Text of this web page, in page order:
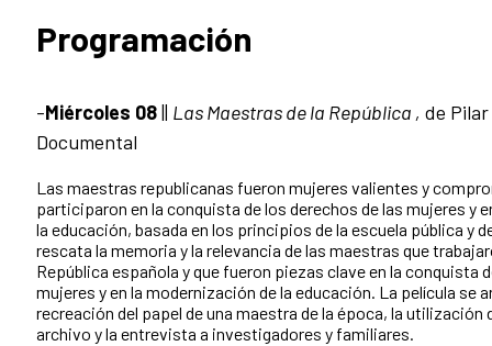
Programación
-Miércoles 08|| Las Maestras de la República , de Pilar
Documental
Las maestras republicanas fueron mujeres valientes y
participaron en la conquista de los derechos de las mujeres y
la educación, basada en los principios de la escuela pública y
rescata la memoria y la relevancia de las maestras que
República española y que fueron piezas clave en la conquista
mujeres y en la modernización de la educación. La película se
recreación del papel de una maestra de la época, la utilización
archivo y la entrevista a investigadores y familiares.